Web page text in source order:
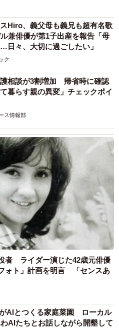
Hiro、義父母も義兄も超有名歌
兼俳優が第1子出産を報告「母
日々、大切に過ごしたい」
ク
相談が3割増加 帰省時に確認
暮らす親の異変」チェックポイ
ス情報部
者 ライダー演じた42歳元俳優
ォト」計画を明言 「センスあ
AIとつくる家庭菜園 ローカル
AIたちとお話しながら開墾して